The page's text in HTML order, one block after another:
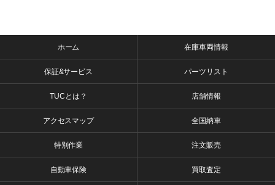
ホーム 在庫車両情報
保証&サービス パーツリスト
TUCとは？ 店舗情報
アクセスマップ 全国納車
特別作業 注文販売
自動車保険 買取査定